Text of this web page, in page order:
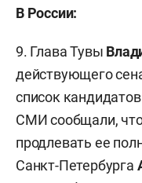
В России:
9. Глава Тувы
действующего
список
СМИ сообщали,
продлевать ее
Санкт-Петербурга